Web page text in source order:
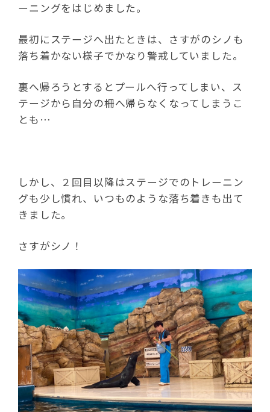
ーニングをはじめました。
最初にステージへ出たときは、さすがのシノも
落ち着かない様子でかなり警戒していました。
裏へ帰ろうとするとプールへ行ってしまい、ス
テージから自分の柵へ帰らなくなってしまうこ
とも…
しかし、２回目以降はステージでのトレーニン
グも少し慣れ、いつものような落ち着きも出て
きました。
さすがシノ！